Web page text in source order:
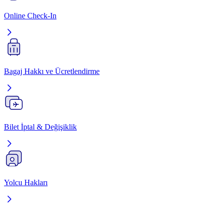
Online Check‑In
Bagaj Hakkı ve Ücretlendirme
Bilet İptal & Değişiklik
Yolcu Hakları